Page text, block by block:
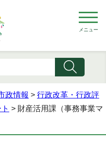
メニュー
政情報 > 行政改革・行政評
> 財産活用課（事務事業マ